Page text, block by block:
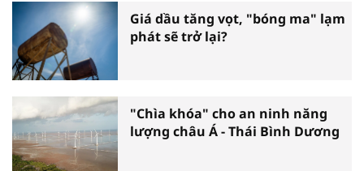
Giá dầu tăng vọt, "bóng ma" lạm
phát sẽ trở lại?
"Chìa khóa" cho an ninh năng
lượng châu Á - Thái Bình Dương